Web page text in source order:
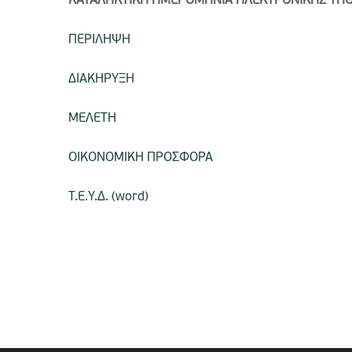
ΠΕΡΙΛΗΨΗ
ΔΙΑΚΗΡΥΞΗ
ΜΕΛΕΤΗ
ΟΙΚΟΝΟΜΙΚΗ ΠΡΟΣΦΟΡΑ
Τ.Ε.Υ.Δ. (word)